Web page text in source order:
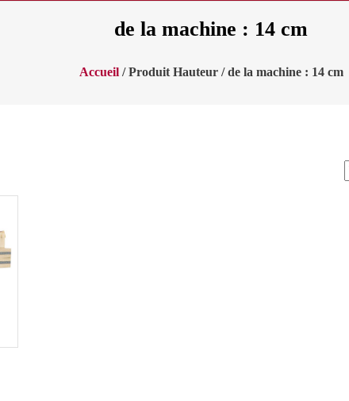
de la machine : 14 cm
Accueil/ Produit Hauteur / de la machine : 14 cm